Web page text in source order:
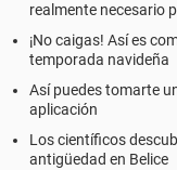
realmente necesario
¡No caigas! Así es
temporada navideña
Así puedes tomarte
aplicación
Los científicos
antigüedad en Belice